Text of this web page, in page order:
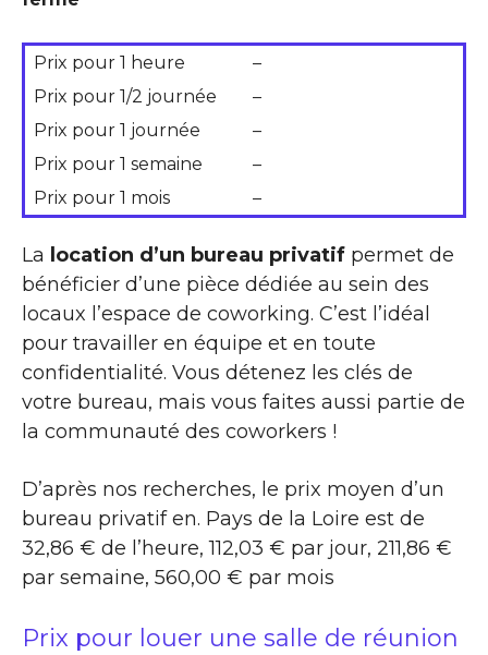
Prix pour 1 heure
–
Prix pour 1/2 journée
–
Prix pour 1 journée
–
Prix pour 1 semaine
–
Prix pour 1 mois
–
La location d’un bureau privatif permet de
bénéficier d’une pièce dédiée au sein des
locaux l’espace de coworking. C’est l’idéal
pour travailler en équipe et en toute
confidentialité. Vous détenez les clés de
votre bureau, mais vous faites aussi partie de
la communauté des coworkers !
D’après nos recherches, le prix moyen d’un
bureau privatif en. Pays de la Loire est de
32,86 € de l’heure, 112,03 € par jour, 211,86 €
par semaine, 560,00 € par mois
Prix pour louer une salle de réunion